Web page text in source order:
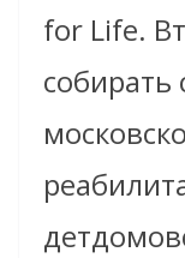
for Life.
собирать